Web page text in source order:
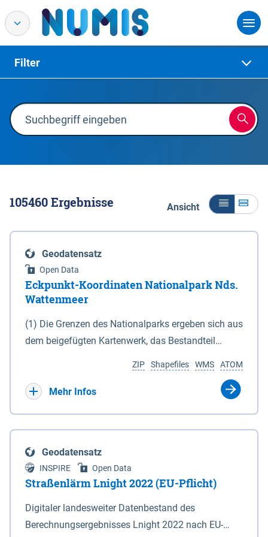
Filter
105460Ergebnisse Ansicht
Geodatensatz
Open Data
Eckpunkt-Koordinaten Nationalpark Nds.
Wattenmeer
(1) Die Grenzen des Nationalparks ergeben sich aus
dem beigefügten Kartenwerk, das Bestandteil
(DTK) im Maßstab 1 : 100 000 (Anlage 2), 2.
verkleinerte Amtliche Karte 1 : 5 000 (AK5) im
projizierte Koordinaten im Europäischen
Terrestrischen Referenzsystem 1989 (ETRS 89) mit
der Universalen Transversalen Mercator-Abbildung
bezogen auf die Zone 32 N (UTM 32N) dargestellt
(Anlage 4); Gleiches gilt für die geografischen
ATOM
WMS
Shapefiles
ZIP
Mehr Infos
Geodatensatz
INSPIRE Open Data
Straßenlärm Lnight 2022 (EU-Pflicht)
Digitaler landesweiter Datenbestand des
Berechnungsergebnisses Lnight 2022 nach EU-